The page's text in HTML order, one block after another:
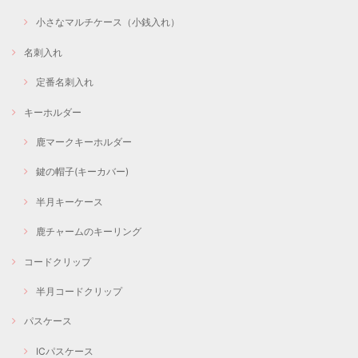
小さなマルチケース（小銭入れ）
名刺入れ
定番名刺入れ
キーホルダー
鹿マークキーホルダー
鍵の帽子(キーカバー)
半月キーケース
鹿チャームのキーリング
コードクリップ
半月コードクリップ
パスケース
ICパスケース